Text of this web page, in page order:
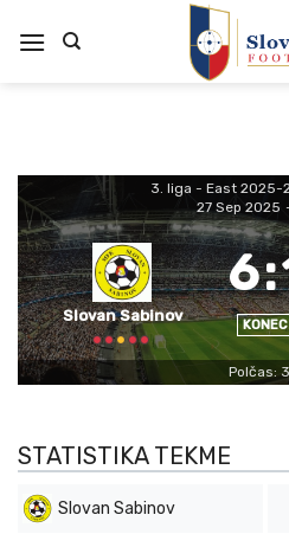
na
3. liga - East 2025-
27 Sep 2025
Slovan Sabinov
6:
KONEC
Polčas:
STATISTIKA TEKME
Slovan Sabinov